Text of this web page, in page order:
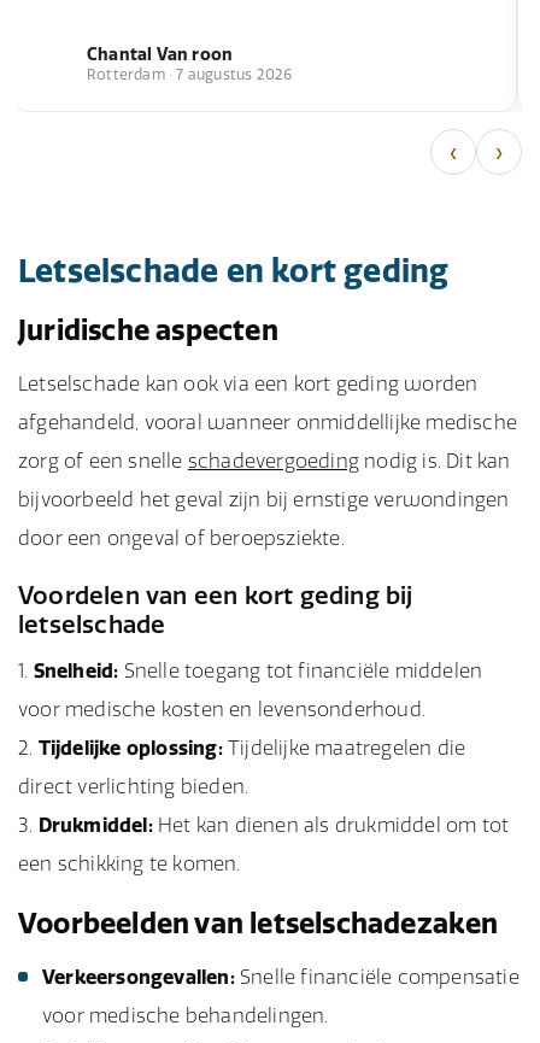
Chantal Van roon
Rotterdam · 7 augustus 2026
‹ ›
Letselschade en kort geding
Juridische aspecten
Letselschade kan ook via een kort geding worden
afgehandeld, vooral wanneer onmiddellijke medische
zorg of een snelle schadevergoeding nodig is. Dit kan
bijvoorbeeld het geval zijn bij ernstige verwondingen
door een ongeval of beroepsziekte.
Voordelen van een kort geding bij
letselschade
Snelheid: Snelle toegang tot financiële middelen
voor medische kosten en levensonderhoud.
Tijdelijke oplossing:Tijdelijke maatregelen die
direct verlichting bieden.
Drukmiddel:Het kan dienen als drukmiddel om tot
een schikking te komen.
Voorbeelden van letselschadezaken
Verkeersongevallen:Snelle financiële compensatie
voor medische behandelingen.